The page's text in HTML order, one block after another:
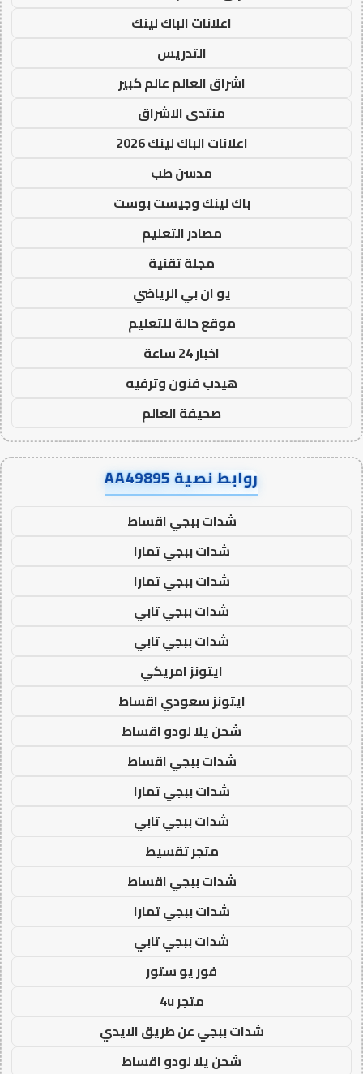
اعلانات الباك لينك
التدريس
اشراق العالم عالم كبير
منتدى الاشراق
اعلانات الباك لينك 2026
مدسن طب
باك لينك وجيست بوست
مصادر التعليم
مجلة تقنية
يو ان بي الرياضي
موقع حالة للتعليم
اخبار 24 ساعة
هيدب فنون وترفيه
صحيفة العالم
روابط نصية AA49895
شدات ببجي اقساط
شدات ببجي تمارا
شدات ببجي تمارا
شدات ببجي تابي
شدات ببجي تابي
ايتونز امريكي
ايتونز سعودي اقساط
شحن يلا لودو اقساط
شدات ببجي اقساط
شدات ببجي تمارا
شدات ببجي تابي
متجر تقسيط
شدات ببجي اقساط
شدات ببجي تمارا
شدات ببجي تابي
فور يو ستور
متجر 4u
شدات ببجي عن طريق الايدي
شحن يلا لودو اقساط